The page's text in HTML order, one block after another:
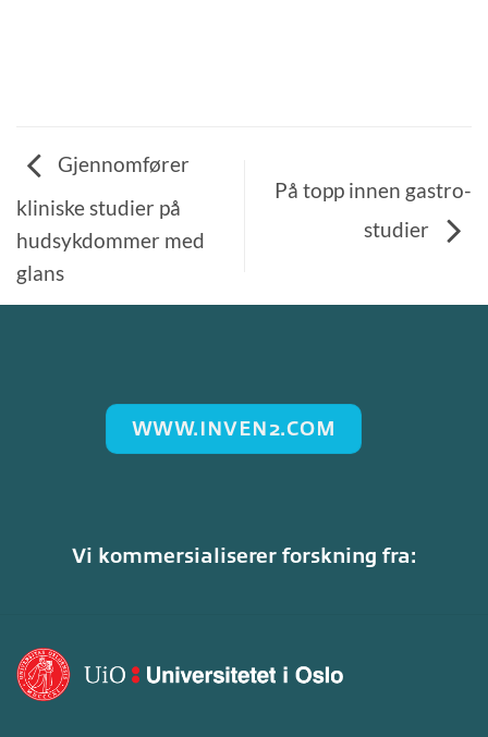
Gjennomfører
kliniske studier på
hudsykdommer med
glans
På topp innen gastro-
studier
WWW.INVEN2.COM
Vi kommersialiserer forskning fra: